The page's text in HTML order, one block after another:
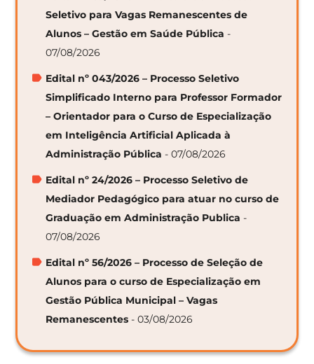
Seletivo para Vagas Remanescentes de
Alunos – Gestão em Saúde Pública -
07/08/2026
Edital nº 043/2026 – Processo Seletivo
Simplificado Interno para Professor Formador
– Orientador para o Curso de Especialização
em Inteligência Artificial Aplicada à
Administração Pública - 07/08/2026
Edital nº 24/2026 – Processo Seletivo de
Mediador Pedagógico para atuar no curso de
Graduação em Administração Publica -
07/08/2026
Edital nº 56/2026 – Processo de Seleção de
Alunos para o curso de Especialização em
Gestão Pública Municipal – Vagas
Remanescentes - 03/08/2026